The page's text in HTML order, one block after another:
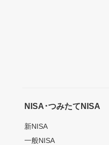
NISA･つみたてNISA
新NISA
一般NISA